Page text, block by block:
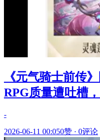
《元气骑士前传
RPG质量遭吐槽
-
2026-06-11 00:050赞 · 0评论